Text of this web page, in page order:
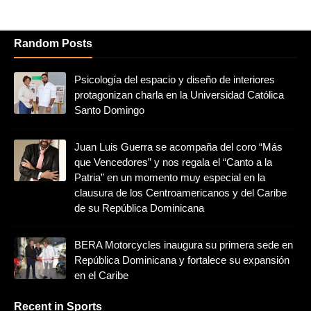
Random Posts
Psicología del espacio y diseño de interiores
protagonizan charla en la Universidad Católica
Santo Domingo
Juan Luis Guerra se acompaña del coro “Más
que Vencedores” y nos regala el “Canto a la
Patria” en un momento muy especial en la
clausura de los Centroamericanos y del Caribe
de su República Dominicana
BERA Motorcycles inaugura su primera sede en
República Dominicana y fortalece su expansión
en el Caribe
Recent in Sports